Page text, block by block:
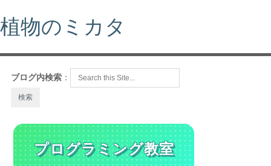
植物のミカタ
ブログ内検索 ：
プログラミング教室